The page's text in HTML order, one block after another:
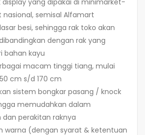
display yang dipakai di minimarket-
semisal Alfamart
besi, sehingga rak toko akan
dengan rak yang
bahan kayu
macam tinggi tiang, mulai
cm s/d 170 cm
sistem bongkar pasang / knock
memudahkan dalam
perakitan raknya
warna (dengan syarat & ketentuan